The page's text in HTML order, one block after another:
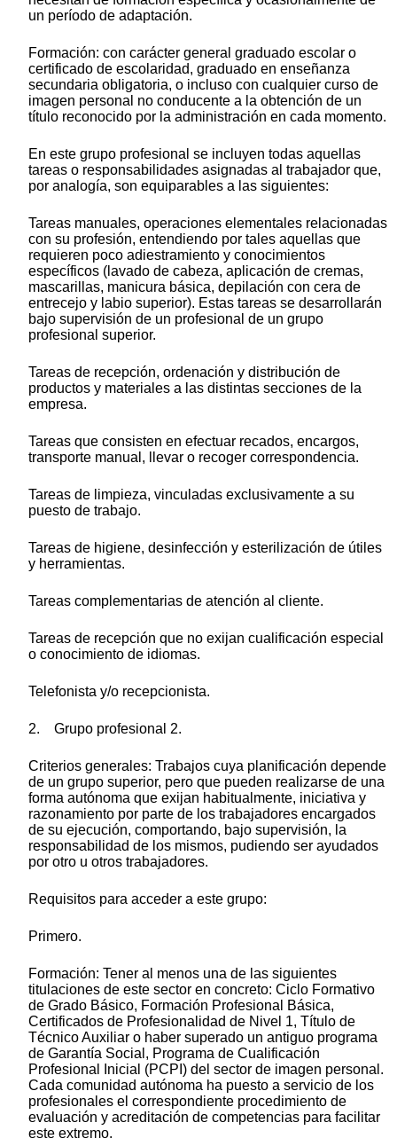
un período de adaptación.
Formación: con carácter general graduado escolar o
certificado de escolaridad, graduado en enseñanza
secundaria obligatoria, o incluso con cualquier curso de
imagen personal no conducente a la obtención de un
título reconocido por la administración en cada momento.
En este grupo profesional se incluyen todas aquellas
tareas o responsabilidades asignadas al trabajador que,
por analogía, son equiparables a las siguientes:
Tareas manuales, operaciones elementales relacionadas
con su profesión, entendiendo por tales aquellas que
requieren poco adiestramiento y conocimientos
específicos (lavado de cabeza, aplicación de cremas,
mascarillas, manicura básica, depilación con cera de
entrecejo y labio superior). Estas tareas se desarrollarán
bajo supervisión de un profesional de un grupo
profesional superior.
Tareas de recepción, ordenación y distribución de
productos y materiales a las distintas secciones de la
empresa.
Tareas que consisten en efectuar recados, encargos,
transporte manual, llevar o recoger correspondencia.
Tareas de limpieza, vinculadas exclusivamente a su
puesto de trabajo.
Tareas de higiene, desinfección y esterilización de útiles
y herramientas.
Tareas complementarias de atención al cliente.
Tareas de recepción que no exijan cualificación especial
o conocimiento de idiomas.
Telefonista y/o recepcionista.
2. Grupo profesional 2.
Criterios generales: Trabajos cuya planificación depende
de un grupo superior, pero que pueden realizarse de una
forma autónoma que exijan habitualmente, iniciativa y
razonamiento por parte de los trabajadores encargados
de su ejecución, comportando, bajo supervisión, la
responsabilidad de los mismos, pudiendo ser ayudados
por otro u otros trabajadores.
Requisitos para acceder a este grupo:
Primero.
Formación: Tener al menos una de las siguientes
titulaciones de este sector en concreto: Ciclo Formativo
de Grado Básico, Formación Profesional Básica,
Certificados de Profesionalidad de Nivel 1, Título de
Técnico Auxiliar o haber superado un antiguo programa
de Garantía Social, Programa de Cualificación
Profesional Inicial (PCPI) del sector de imagen personal.
Cada comunidad autónoma ha puesto a servicio de los
profesionales el correspondiente procedimiento de
evaluación y acreditación de competencias para facilitar
este extremo.